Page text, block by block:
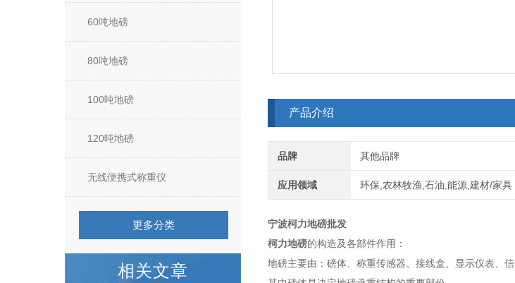
60吨地磅
80吨地磅
100吨地磅
120吨地磅
无线便携式称重仪
更多分类
相关文章
产品介绍
品牌 其他品牌
应用领域 环保,农林牧渔,石油,能源,建材/家具
宁波柯力地磅批发
柯力地磅的构造及各部件作用：
地磅主要由：磅体、称重传感器、接线盒、显示仪表、